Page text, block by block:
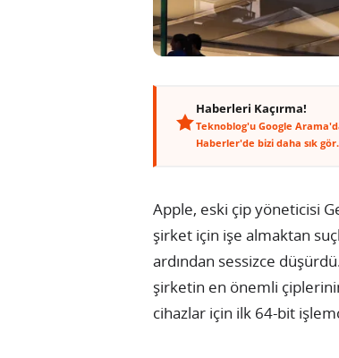
Haberleri Kaçırma!
Teknoblog'u Google
Haberler'de bizi daha sık gör.
Apple, eski çip yöneticisi
şirket için işe almaktan
ardından sessizce
şirketin en önemli
cihazlar için ilk 64-bit